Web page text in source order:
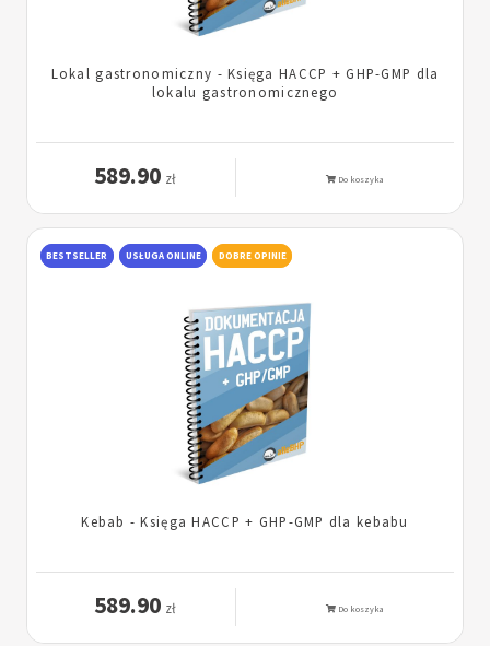
Lokal gastronomiczny - Księga HACCP + GHP-GMP dla
lokalu gastronomicznego
589.90 zł Do koszyka
BESTSELLER USŁUGA ONLINE DOBRE OPINIE
Kebab - Księga HACCP + GHP-GMP dla kebabu
589.90 zł Do koszyka